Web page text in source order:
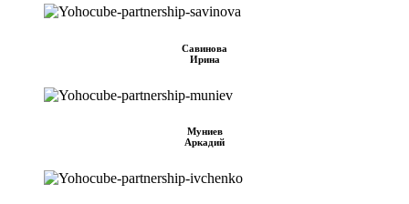
Савинова
Ирина
Муниев
Аркадий